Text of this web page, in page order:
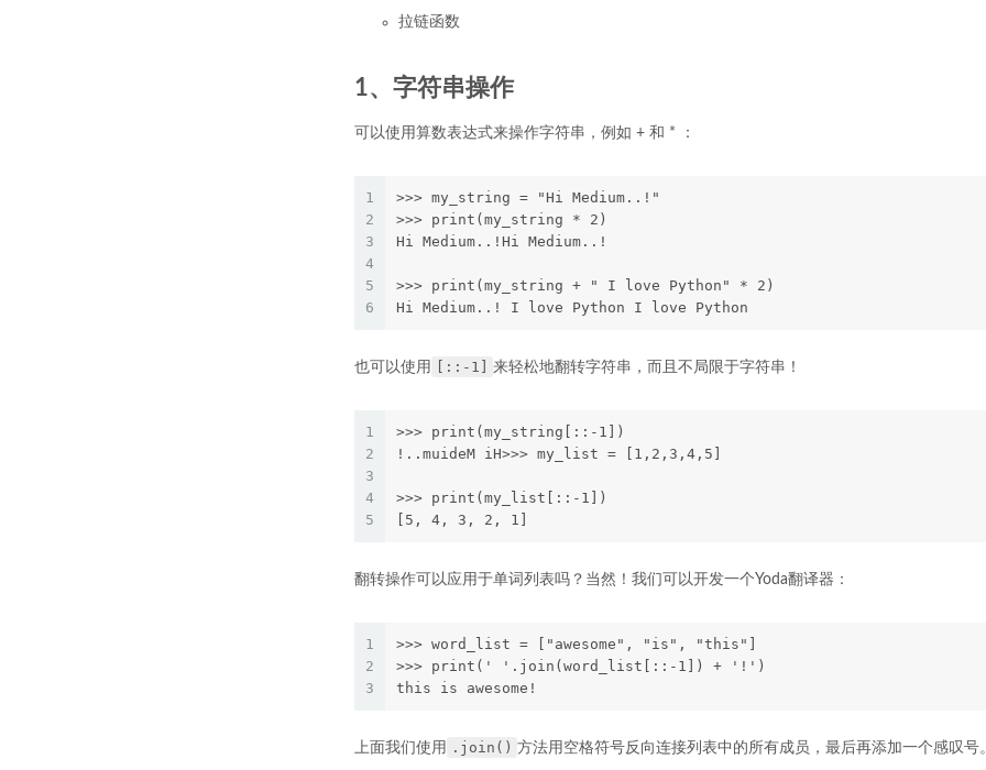
拉链函数
1、字符串操作
可以使用算数表达式来操作字符串，例如 + 和 * ：
1
2
3
4
5
6
>>> my_string = "Hi Medium..!"
>>> print(my_string * 2)
Hi Medium..!Hi Medium..!
>>> print(my_string + " I love Python" * 2)
Hi Medium..! I love Python I love Python
也可以使用 [::-1] 来轻松地翻转字符串，而且不局限于字符串！
1
2
3
4
5
>>> print(my_string[::-1])
!..muideM iH>>> my_list = [1,2,3,4,5]
>>> print(my_list[::-1])
[5, 4, 3, 2, 1]
翻转操作可以应用于单词列表吗？当然！我们可以开发一个Yoda翻译器：
1
2
3
>>> word_list = ["awesome", "is", "this"]
>>> print(' '.join(word_list[::-1]) + '!')
this is awesome!
上面我们使用 .join() 方法用空格符号反向连接列表中的所有成员，最后再添加一个感叹号。